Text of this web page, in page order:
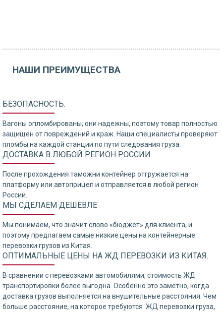
НАШИ ПРЕИМУЩЕСТВА
БЕЗОПАСНОСТЬ.
Вагоны опломбированы, они надежны, поэтому товар полностью
защищен от повреждений и краж. Наши специалисты проверяют
пломбы на каждой станции по пути следования груза.
ДОСТАВКА В ЛЮБОЙ РЕГИОН РОССИИ
После прохождения таможни контейнер отгружается на
платформу или автоприцеп и отправляется в любой регион
России.
МЫ СДЕЛАЕМ ДЕШЕВЛЕ
Мы понимаем, что значит слово «бюджет» для клиента, и
поэтому предлагаем самые низкие цены на контейнерные
перевозки грузов из Китая.
ОПТИМАЛЬНЫЕ ЦЕНЫ НА ЖД ПЕРЕВОЗКИ ИЗ КИТАЯ.
В сравнении с перевозками автомобилями, стоимость ЖД
транспортировки более выгодна. Особенно это заметно, когда
доставка грузов выполняется на внушительные расстояния. Чем
больше расстояние, на которое требуются ЖД перевозки груза,